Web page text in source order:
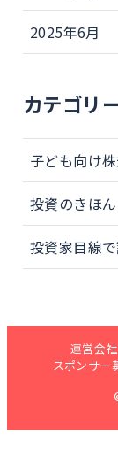
2025年6月
カテゴリ
子ども向け
投資のきほん
投資家目線
運営会社
スポンサー